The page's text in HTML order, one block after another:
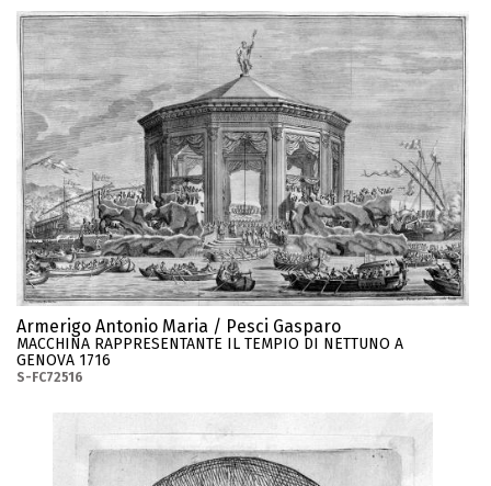
Armerigo Antonio Maria / Pesci Gasparo
MACCHINA RAPPRESENTANTE IL TEMPIO DI NETTUNO A
GENOVA 1716
S-FC72516